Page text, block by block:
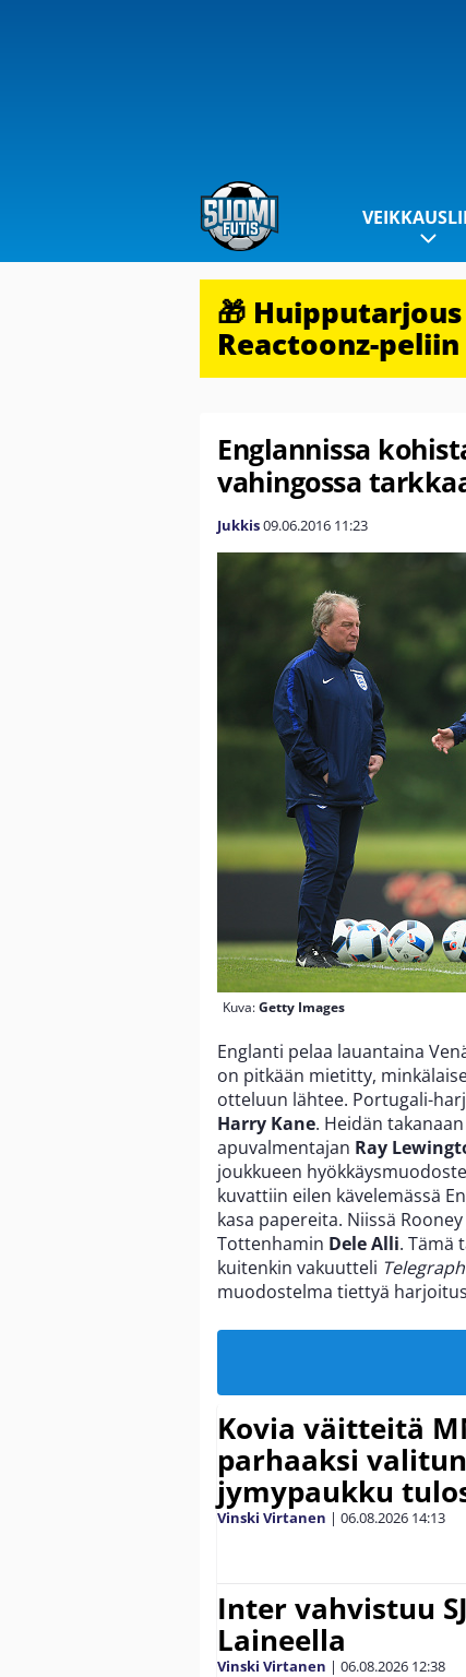
🎁
Reactoonz-
Englannissa
vahingossa
Jukkis09.06.2016 11:23
Kuva:Getty Images
Englanti pelaa lauantaina
on pitkään mietitty,
otteluun lähtee. Portugali-
Harry Kane. Heidän
apuvalmentajan Ray
joukkueen
kuvattiin eilen kävelemässä
kasa papereita. Niissä
Tottenhamin Dele Alli. Tämä
kuitenkin vakuutteli
muodostelma tiettyä
Kovia väitteitä
parhaaksi
jymypaukku
Vinski Virtanen | 06.08.2026 14:13
Inter vahvistuu
Laineella
Vinski Virtanen | 06.08.2026 12:38